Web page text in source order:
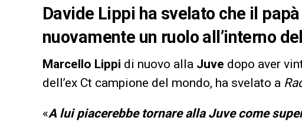
Davide Lippi ha svelato che il
nuovamente un ruolo all’interno
Marcello Lippi di nuovo alla Juve dopo aver
dell’ex Ct campione del mondo, ha svelato a
«A lui piacerebbe tornare alla Juve come